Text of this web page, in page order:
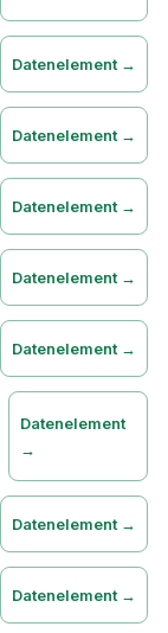
Datenelement →
Datenelement →
Datenelement →
Datenelement →
Datenelement →
Datenelement
→
Datenelement →
Datenelement →